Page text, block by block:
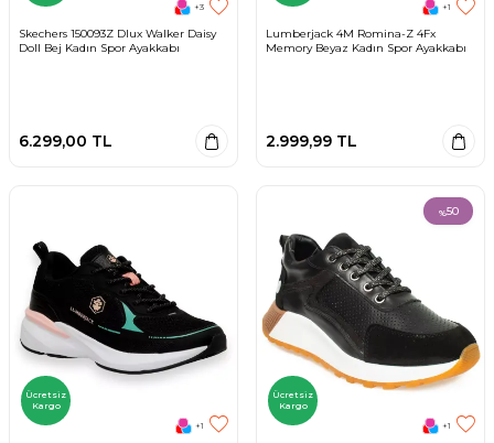
+3
Skechers 150093Z Dlux Walker Daisy
Doll Bej Kadın Spor Ayakkabı
6.299,00 TL
+1
Lumberjack 4M Romina-Z 4Fx
Memory Beyaz Kadın Spor Ayakkabı
2.999,99 TL
Ücretsiz
Kargo
+1
%50
Ücretsiz
Kargo
+1